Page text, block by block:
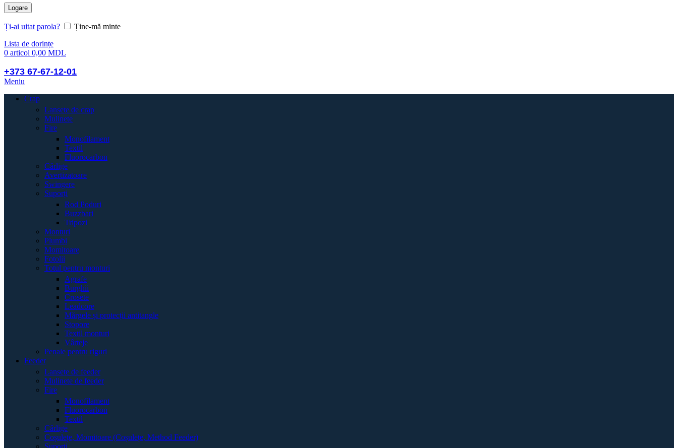
Logare
Ți-ai uitat parola?
Ține-mă minte
Lista de dorințe
0 articol 0,00 MDL
+373 67-67-12-01
Meniu
Crap
Lansete de crap
Mulinete
Fire
Monofilament
Textil
Fluorocarbon
Cârlige
Avertizatoare
Swingere
Suporți
Rod Poduri
Buzzbari
Tripozi
Monturi
Plumbi
Momitoare
Fotolii
Totul pentru monturi
Agrafe
Burghii
Crosete
Leadcore
Mărgele și protecții antitangle
Stopore
Textil monturi
Vârteje
Penale pentru riguri
Feeder
Lansete de feeder
Mulinete de feeder
Fire
Monofilament
Fluorocarbon
Textil
Cârlige
Coșulețe, Momitoare (Coșulețe, Method Feeder)
Suporți